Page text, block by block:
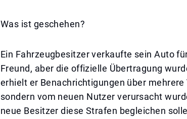
Was ist geschehen?
Ein Fahrzeugbesitzer verkaufte sein Auto
Freund, aber die offizielle Übertragung
erhielt er Benachrichtigungen über
sondern vom neuen Nutzer verursacht
neue Besitzer diese Strafen begleichen